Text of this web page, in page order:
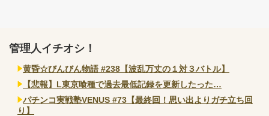
管理人イチオシ！
黄昏☆びんびん物語 #238【波乱万丈の１対３バトル】
【悲報】L東京喰種で過去最低記録を更新したった…
パチンコ実戦塾VENUS #73【最終回！思い出よりガチ立ち回
り】